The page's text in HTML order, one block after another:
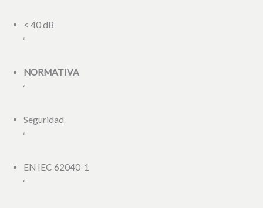
< 40 dB
‘
NORMATIVA
‘
Seguridad
‘
EN IEC 62040-1
‘